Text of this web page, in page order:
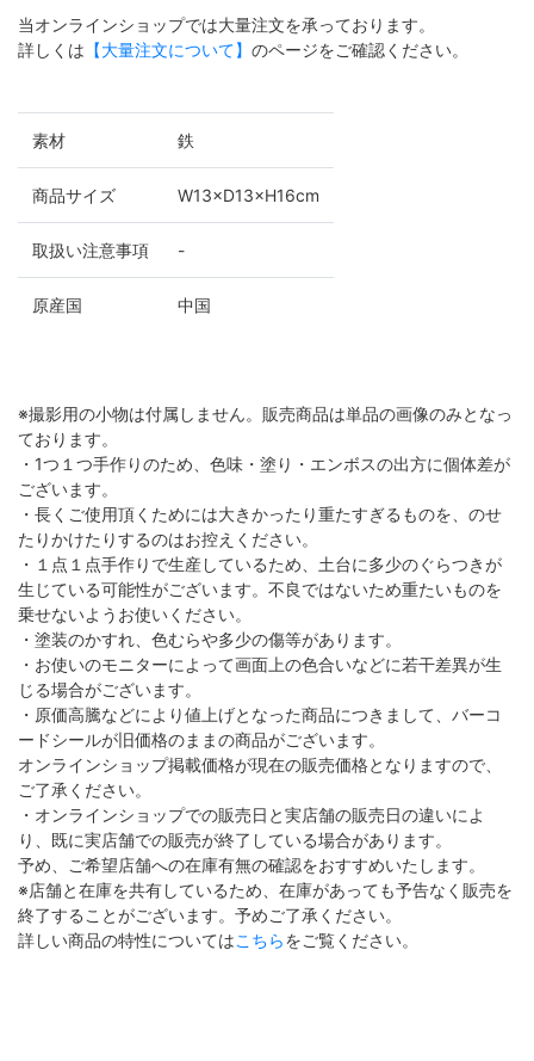
当オンラインショップでは大量注文を承っております。
詳しくは 【大量注文について】 のページをご確認ください。
素材 鉄
商品サイズ W13×D13×H16cm
取扱い注意事項 -
原産国 中国
※撮影用の小物は付属しません。販売商品は単品の画像のみとなっ
ております。
・1つ１つ手作りのため、色味・塗り・エンボスの出方に個体差が
ございます。
・長くご使用頂くためには大きかったり重たすぎるものを、のせ
たりかけたりするのはお控えください。
・１点１点手作りで生産しているため、土台に多少のぐらつきが
生じている可能性がございます。不良ではないため重たいものを
乗せないようお使いください。
・塗装のかすれ、色むらや多少の傷等があります。
・お使いのモニターによって画面上の色合いなどに若干差異が生
じる場合がございます。
・原価高騰などにより値上げとなった商品につきまして、バーコ
ードシールが旧価格のままの商品がございます。
オンラインショップ掲載価格が現在の販売価格となりますので、
ご了承ください。
・オンラインショップでの販売日と実店舗の販売日の違いによ
り、既に実店舗での販売が終了している場合があります。
予め、ご希望店舗への在庫有無の確認をおすすめいたします。
※店舗と在庫を共有しているため、在庫があっても予告なく販売を
終了することがございます。予めご了承ください。
詳しい商品の特性についてはこちらをご覧ください。